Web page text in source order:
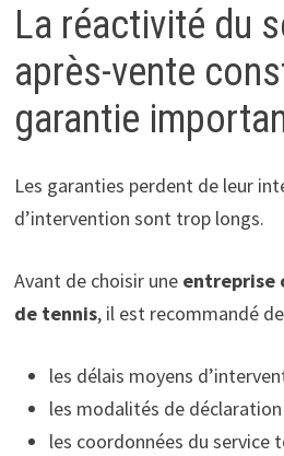
La réactivité du
après-vente
garantie
Les garanties perdent de leur
d’intervention sont trop longs.
Avant de choisir une entreprise
de tennis, il est recommandé
les délais moyens
les modalités de déclaration
les coordonnées du service